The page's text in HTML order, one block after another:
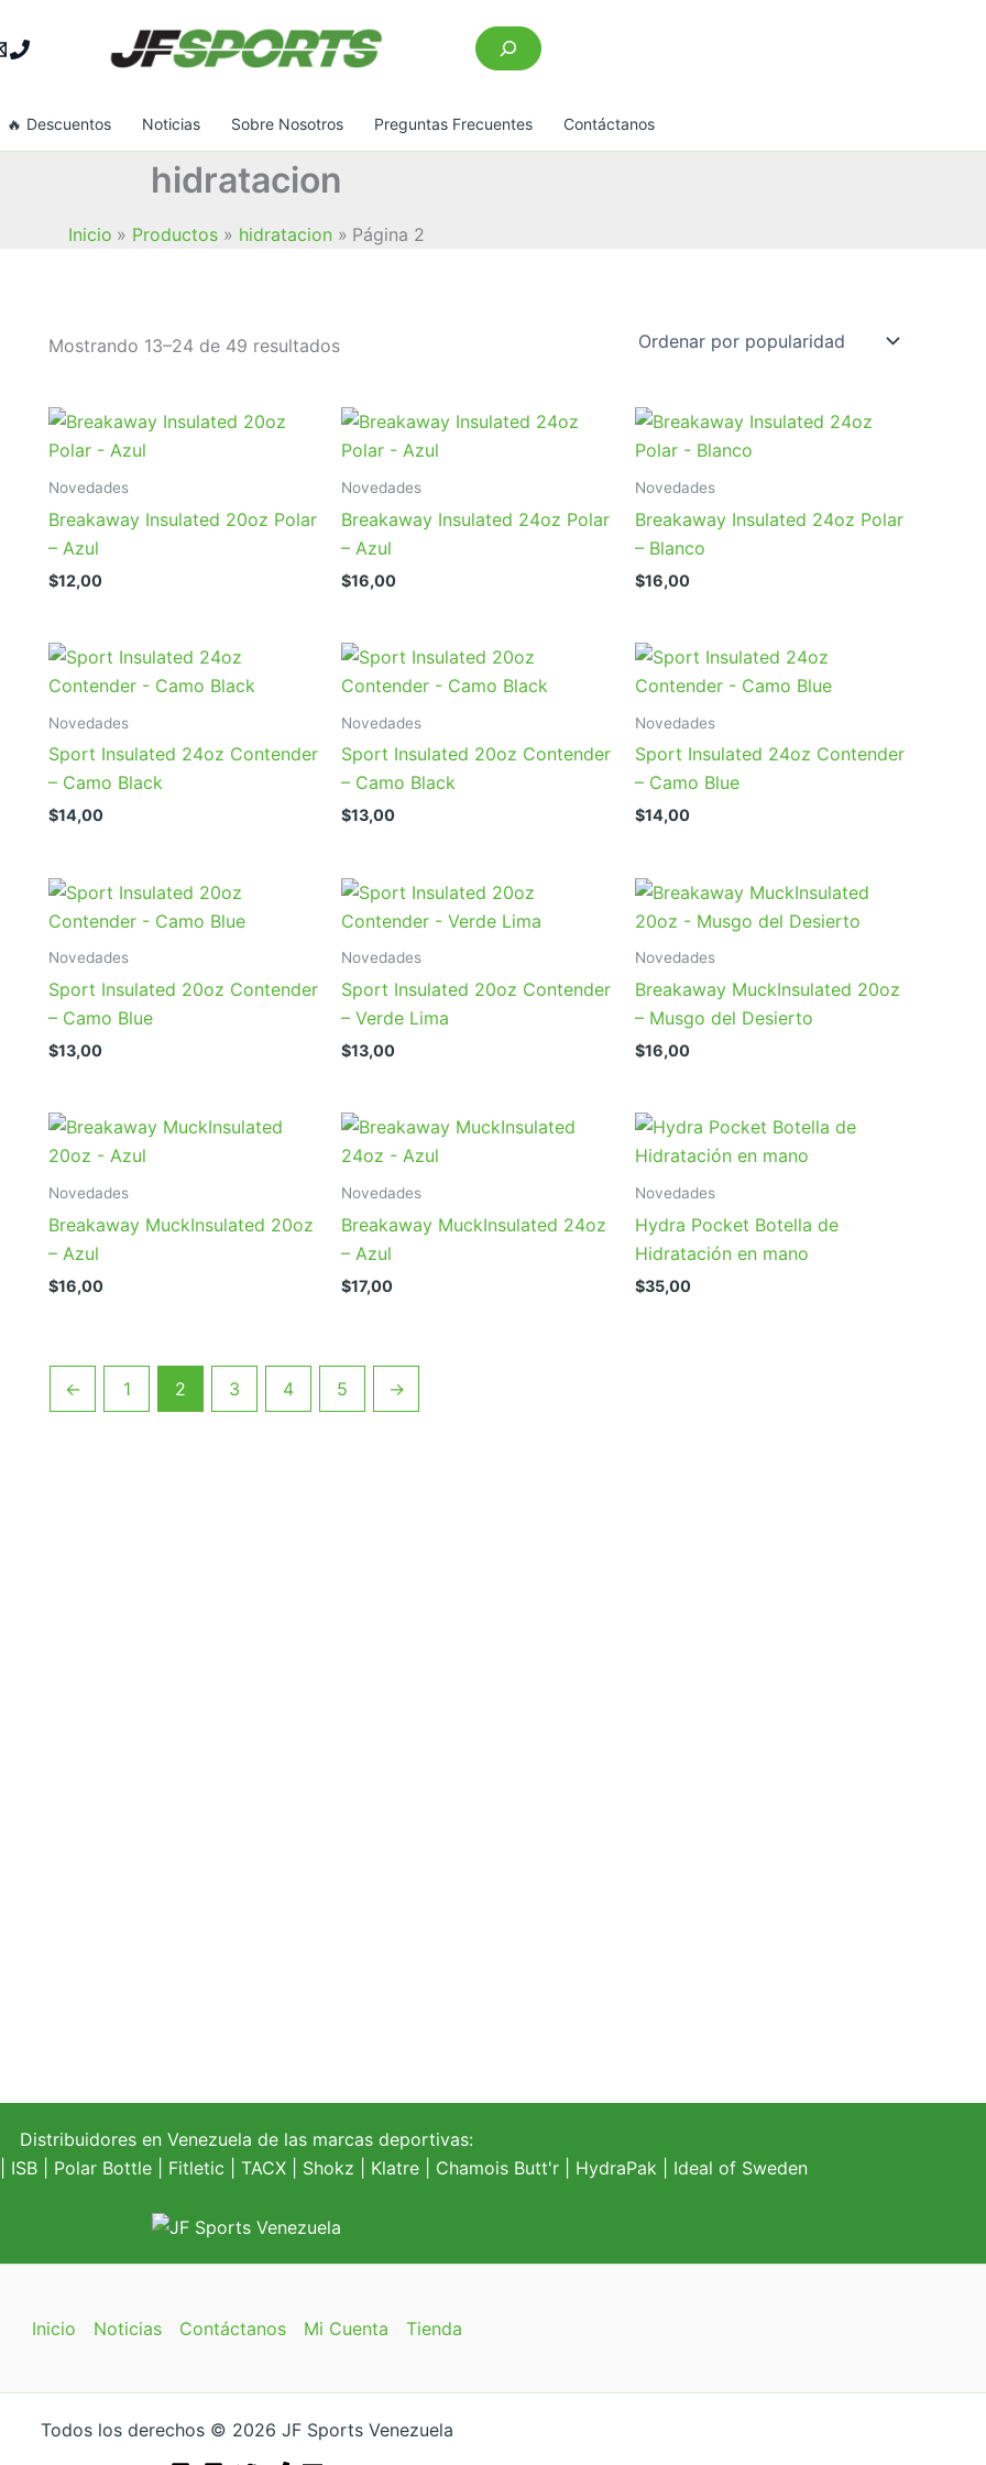
Buscar
🔥 Descuentos Noticias Sobre Nosotros Preguntas Frecuentes Contáctanos
hidratacion
Inicio Productos hidratacion Página 2
Mostrando 13–24 de 49 resultadosOrdenado
Novedades
Breakaway Insulated 20oz Polar
– Azul
$12,00
Novedades
Breakaway Insulated 24oz Polar
– Azul
$16,00
Novedades
Breakaway Insulated 24oz Polar
– Blanco
$16,00
Novedades
Sport Insulated 24oz Contender
– Camo Black
$14,00
Novedades
Sport Insulated 20oz Contender
– Camo Black
$13,00
Novedades
Sport Insulated 24oz Contender
– Camo Blue
$14,00
Novedades
Sport Insulated 20oz Contender
– Camo Blue
$13,00
Novedades
Sport Insulated 20oz Contender
– Verde Lima
$13,00
Novedades
Breakaway MuckInsulated 20oz
– Musgo del Desierto
$16,00
Novedades
Breakaway MuckInsulated 20oz
– Azul
$16,00
Novedades
Breakaway MuckInsulated 24oz
– Azul
$17,00
Novedades
Hydra Pocket Botella de
Hidratación en mano
$35,00
← 1 2 3 4 5 →
Distribuidores en Venezuela de las marcas deportivas:
| ISB | Polar Bottle| Fitletic TACX| Shokz Klatre| Chamois Butt'r| HydraPak| Ideal of Sweden
Inicio Noticias Contáctanos Mi Cuenta Tienda
Todos los derechos © 2026 JF Sports Venezuela